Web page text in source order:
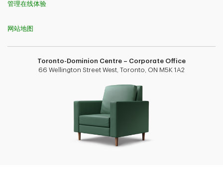
管理在线体验
网站地图
Toronto-Dominion Centre – Corporate Office
66 Wellington Street West, Toronto, ON M5K 1A2